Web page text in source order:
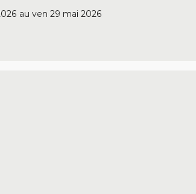
au ven 29 mai 2026